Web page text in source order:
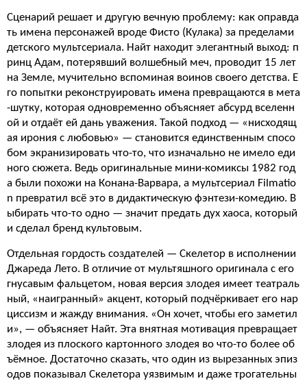
Сценарий решает и другую вечную проблему: как оправда
ть имена персонажей вроде Фисто (Кулака) за пределами
детского мультсериала. Найт находит элегантный выход: п
ринц Адам, потерявший волшебный меч, проводит 15 лет
на Земле, мучительно вспоминая воинов своего детства. Е
го попытки реконструировать имена превращаются в мета
-шутку, которая одновременно объясняет абсурд вселенн
ой и отдаёт ей дань уважения. Такой подход — «нисходящ
ая ирония с любовью» — становится единственным спосо
бом экранизировать что-то, что изначально не имело еди
ного сюжета. Ведь оригинальные мини-комиксы 1982 год
а были похожи на Конана-Варвара, а мультсериал Filmatio
n превратил всё это в дидактическую фэнтези-комедию. В
ыбирать что-то одно — значит предать дух хаоса, который
и сделал бренд культовым.
Отдельная гордость создателей — Скелетор в исполнении
Джареда Лето. В отличие от мультяшного оригинала с его
гнусавым фальцетом, новая версия злодея имеет театраль
ный, «наигранный» акцент, который подчёркивает его нар
циссизм и жажду внимания. «Он хочет, чтобы его заметил
и», — объясняет Найт. Эта внятная мотивация превращает
злодея из плоского картонного злодея во что-то более об
ъёмное. Достаточно сказать, что один из вырезанных эпиз
одов показывал Скелетора уязвимым и даже трогательны